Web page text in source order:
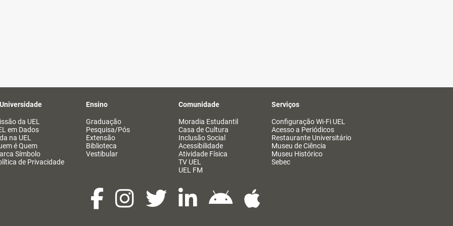
da UEL
em Dados
na UEL
é Quem
Símbolo
de Privacidade
Ensino
Graduação
Pesquisa/Pós
Extensão
Biblioteca
Vestibular
Comunidade
Moradia Estudantil
Casa de Cultura
Inclusão Social
Acessibilidade
Atividade Física
TV UEL
UEL FM
Serviços
Configuração Wi-Fi UEL
Acesso a Periódicos
Restaurante Universitário
Museu de Ciência
Museu Histórico
Sebec